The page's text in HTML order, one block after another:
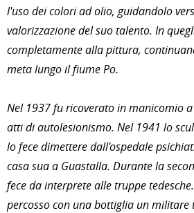
l'uso dei colori ad olio, guidandolo
valorizzazione del suo talento. In
completamente alla pittura,
meta lungo il fiume Po.
Nel 1937 fu ricoverato in manicomio
atti di autolesionismo. Nel 1941 lo
lo fece dimettere dall'ospedale
casa sua a Guastalla. Durante la
fece da interprete alle truppe
percosso con una bottiglia un militare